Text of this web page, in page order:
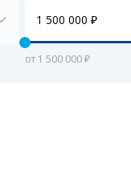
от 1 500 000 ₽